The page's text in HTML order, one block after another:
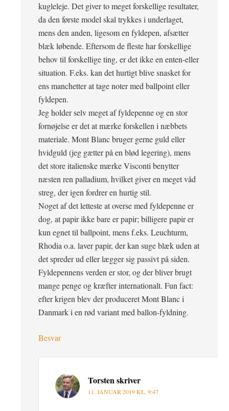
kugleleje. Det giver to meget forskellige resultater,
da den første model skal trykkes i underlaget,
mens den anden, ligesom en fyldepen, afsætter
blæk løbende. Eftersom de fleste har forskellige
behov til forskellige ting, er det ikke en enten-eller
situation. F.eks. kan det hurtigt blive snasket for
ens manchetter at tage noter med ballpoint eller
fyldepen.
Jeg holder selv meget af fyldepenne og en stor
fornøjelse er det at mærke forskellen i næbbets
materiale. Mont Blanc bruger gerne guld eller
hvidguld (jeg gætter på en blød legering), mens
det store italienske mærke Visconti benytter
næsten ren palladium, hvilket giver en meget våd
streg, der igen fordrer en hurtig stil.
Noget af det letteste at overse med fyldepenne er
dog, at papir ikke bare er papir; billigere papir er
kun egnet til ballpoint, mens f.eks. Leuchturm,
Rhodia o.a. laver papir, der kan suge blæk uden at
det spreder ud eller lægger sig passivt på siden.
Fyldepennens verden er stor, og der bliver brugt
mange penge og kræfter internationalt. Fun fact:
efter krigen blev der produceret Mont Blanc i
Danmark i en rød variant med ballon-fyldning.
Besvar
Torstenskriver
11. JANUAR 2019 KL. 9:47